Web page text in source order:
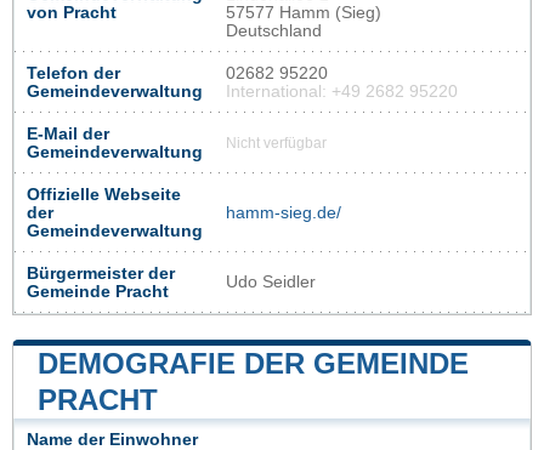
von Pracht
57577 Hamm (Sieg)
Deutschland
Telefon der
Gemeindeverwaltung
02682 95220
International: +49 2682 95220
E-Mail der
Gemeindeverwaltung
Nicht verfügbar
Offizielle Webseite
der
Gemeindeverwaltung
hamm-sieg.de/
Bürgermeister der
Gemeinde Pracht
Udo Seidler
DEMOGRAFIE DER GEMEINDE
PRACHT
Name der Einwohner